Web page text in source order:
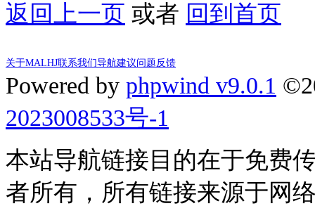
返回上一页 或者 回到首页
关于MALHJ联系我们导航建议问题反馈
Powered by phpwind v9.0.1
2023008533号-1
本站导航链接目的在于免费
者所有，所有链接来源于网